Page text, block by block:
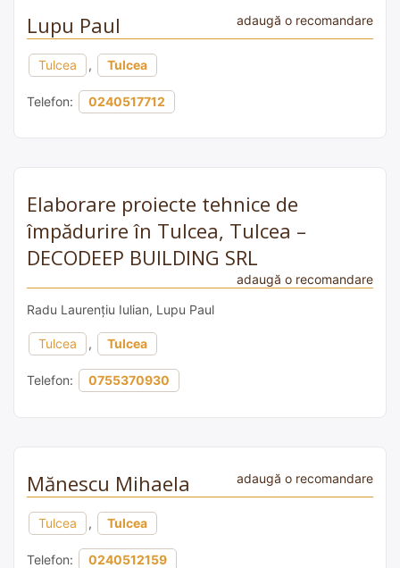
Lupu Paul adaugă o recomandare
Tulcea , Tulcea
Telefon: 0240517712
Elaborare proiecte tehnice de
împădurire în Tulcea, Tulcea –
DECODEEP BUILDING SRL
adaugă o recomandare
Radu Laurențiu Iulian, Lupu Paul
Tulcea , Tulcea
Telefon: 0755370930
Mănescu Mihaela adaugă o recomandare
Tulcea , Tulcea
Telefon: 0240512159